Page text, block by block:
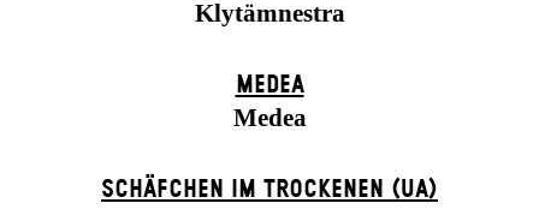
Klytämnestra
MEDEA
Medea
SCHÄFCHEN IM TROCKENEN (UA)